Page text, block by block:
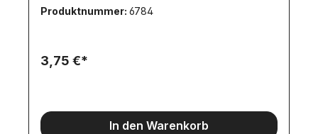
Produktnummer: 6784
3,75 €*
In den Warenkorb